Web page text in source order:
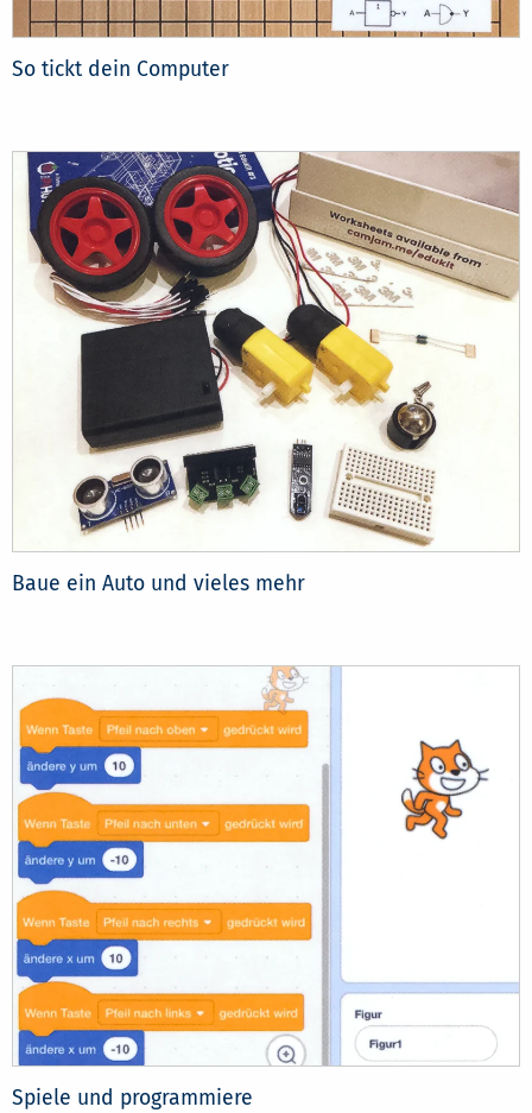
So tickt dein Computer
Baue ein Auto und vieles mehr
Spiele und programmiere